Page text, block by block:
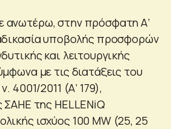
στην πρόσφατη Α’
υποβολής προσφορών
και λειτουργικής
με τις διατάξεις του
4001/2011 (Α’ 179),
ΣΑΗΕ της HELLENiQ
ισχύος 100 MW (25, 25